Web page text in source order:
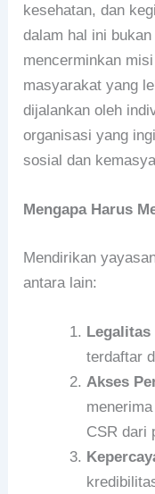
kesehatan, dan
dalam hal ini
mencerminkan
masyarakat yang
dijalankan oleh
organisasi yang
sosial dan
Mengapa Harus
Mendirikan
antara lain:
Legalitas
terdaftar
Akses
CSR dari